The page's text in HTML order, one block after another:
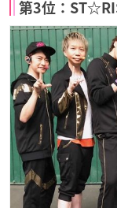
第3位：